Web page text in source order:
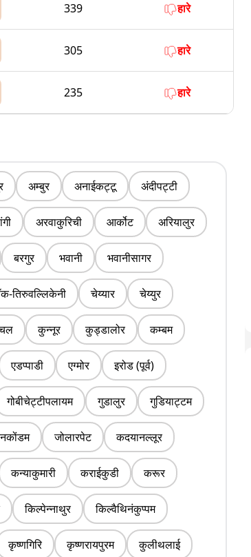
339 हारे
305 हारे
235 हारे
अम्बुर अनाईकट्टू अंदीपट्टी
अरवाकुरिची आर्कोट अरियालुर
बरगुर भवानी भवानीसागर
तिरुवल्लिकेनी चेय्यार चेय्युर
कुन्नूर कुड्डालोर कम्बम
एडप्पाडी एग्मोर इरोड (पूर्व)
गोबीचेट्टीपलायम गुडालुर गुडियाट्टम
जोलारपेट कदयानल्लूर
कन्याकुमारी कराईकुडी करूर
किल्पेन्नाथुर किल्वैथिनंकुप्पम
कृष्णगिरि कृष्णरायपुरम कुलीथलाई